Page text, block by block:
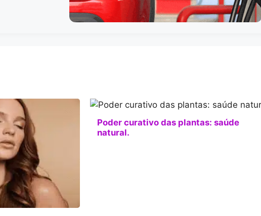
Poder curativo das plantas: saúde
natural.